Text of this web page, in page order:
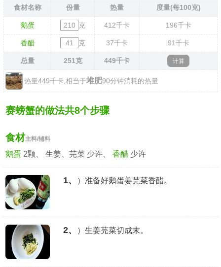
食材名称 份量 热量 度量(每100克)
鹅蛋 克 412千卡 196千卡
香醋 克 37千卡 91千卡
总量 251克 449千卡
热量449千卡,相当于堆肥90分钟消耗的热量
赛螃蟹的做法共8个步骤
食材主料/辅料
鹅蛋 2颗、 生姜、芫菜 少许、香醋 少许
1、 ）准备好鹅蛋姜芫菜香醋。
2、 ）生姜芫菜切成末。